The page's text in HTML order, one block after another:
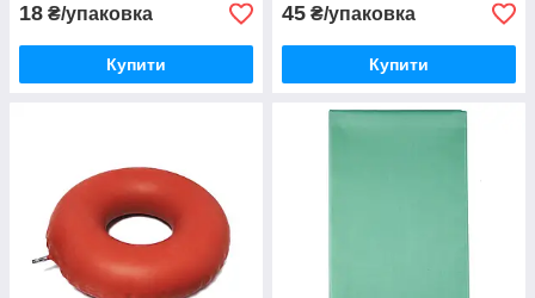
18 ₴/упаковка
Купити
45 ₴/упаковка
Купити